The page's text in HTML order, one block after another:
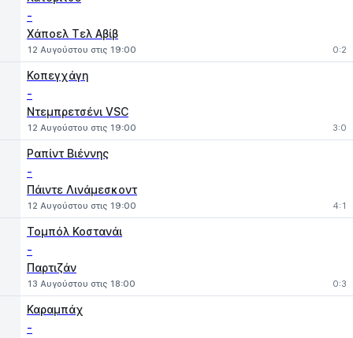
-
Χάποελ Τελ Αβίβ
12 Αυγούστου στις 19:00 0:2
Κοπεγχάγη
-
Ντεμπρετσένι VSC
12 Αυγούστου στις 19:00 3:0
Ραπίντ Βιέννης
-
Πάιντε Λινάμεσκοντ
12 Αυγούστου στις 19:00 4:1
Τομπόλ Κοστανάι
-
Παρτιζάν
13 Αυγούστου στις 18:00 0:3
Καραμπάχ
-